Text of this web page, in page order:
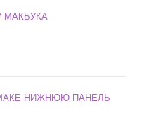
МАКБУКА
НИЖНЮЮ ПАНЕЛЬ